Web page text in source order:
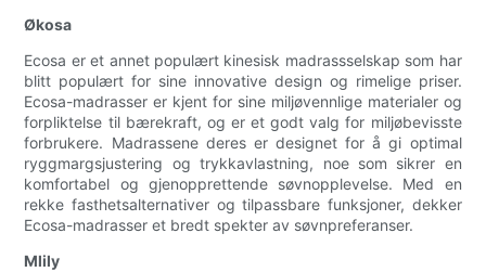
Økosa
Ecosa er et annet populært kinesisk madrassselskap som har
blitt populært for sine innovative design og rimelige priser.
Ecosa-madrasser er kjent for sine miljøvennlige materialer og
forpliktelse til bærekraft, og er et godt valg for miljøbevisste
forbrukere. Madrassene deres er designet for å gi optimal
ryggmargsjustering og trykkavlastning, noe som sikrer en
komfortabel og gjenopprettende søvnopplevelse. Med en
rekke fasthetsalternativer og tilpassbare funksjoner, dekker
Ecosa-madrasser et bredt spekter av søvnpreferanser.
Mlily